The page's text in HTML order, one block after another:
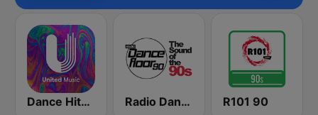
Dance Hits 90 - United Music Radio Dancefloor 90s R101 90